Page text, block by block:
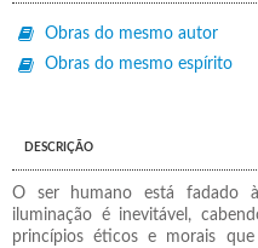
Obras do mesmo autor
Obras do mesmo espírito
DESCRIÇÃO
O ser humano está fadado
iluminação é inevitável,
princípios éticos e morais